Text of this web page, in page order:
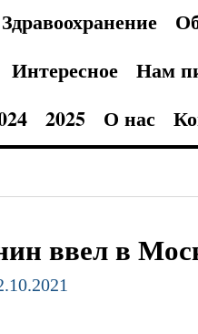
Здравоохранение
Интересное
Нам
2025 О нас
ввел в